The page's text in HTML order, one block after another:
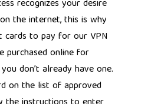
recognizes your desire
the internet, this is why
cards to pay for our VPN
purchased online for
don’t already have one.
on the list of approved